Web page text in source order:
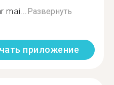
mai...Развернуть
приложение